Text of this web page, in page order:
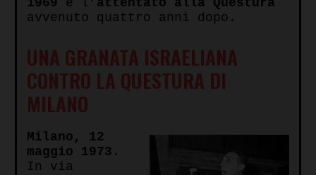
1969 e l’ attentato alla Questura
avvenuto quattro anni dopo.
UNA GRANATA ISRAELIANA
CONTRO LA QUESTURA DI
MILANO
Milano, 12
maggio 1973 .
In via